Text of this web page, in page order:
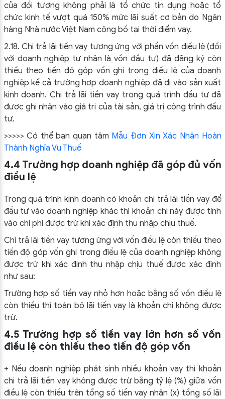
của đối tượng không phải là tổ chức tín dụng hoặc tổ
chức kinh tế vượt quá 150% mức lãi suất cơ bản do Ngân
hàng Nhà nước Việt Nam công bố tại thời điểm vay.
2.18. Chi trả lãi tiền vay tương ứng với phần vốn điều lệ (đối
với doanh nghiệp tư nhân là vốn đầu tư) đã đăng ký còn
thiếu theo tiến độ góp vốn ghi trong điều lệ của doanh
nghiệp kể cả trường hợp doanh nghiệp đã đi vào sản xuất
kinh doanh. Chi trả lãi tiền vay trong quá trình đầu tư đã
được ghi nhận vào giá trị của tài sản, giá trị công trình đầu
tư.
>>>>> Có thể bạn quan tâm Mẫu Đơn Xin Xác Nhận Hoàn
Thành Nghĩa Vụ Thuế
4.4 Trường hợp doanh nghiệp đã góp đủ vốn
điều lệ
Trong quá trình kinh doanh có khoản chi trả lãi tiền vay để
đầu tư vào doanh nghiệp khác thì khoản chi này được tính
vào chi phí được trừ khi xác định thu nhập chịu thuế.
Chi trả lãi tiền vay tương ứng với vốn điều lệ còn thiếu theo
tiến độ góp vốn ghi trong điều lệ của doanh nghiệp không
được trừ khi xác định thu nhập chịu thuế được xác định
như sau:
Trường hợp số tiền vay nhỏ hơn hoặc bằng số vốn điều lệ
còn thiếu thì toàn bộ lãi tiền vay là khoản chi không được
trừ.
4.5 Trường hợp số tiền vay lớn hơn số vốn
điều lệ còn thiếu theo tiến độ góp vốn
+ Nếu doanh nghiệp phát sinh nhiều khoản vay thì khoản
chi trả lãi tiền vay không được trừ bằng tỷ lệ (%) giữa vốn
điều lệ còn thiếu trên tổng số tiền vay nhân (x) tổng số lãi